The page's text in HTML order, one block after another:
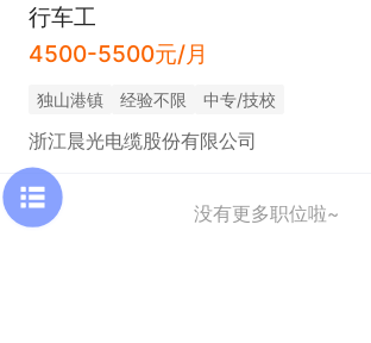
行车工
4500-5500元/月
独山港镇 经验不限 中专/技校
浙江晨光电缆股份有限公司
没有更多职位啦~